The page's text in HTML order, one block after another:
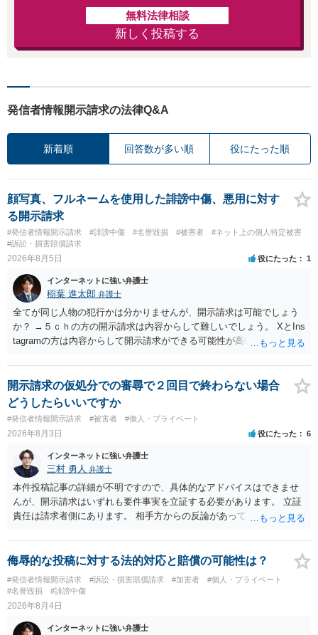
無料法律相談
新しく投稿する
発信者情報開示請求の法律Q&A
新着順 回答数が多い順 役にたった順
顔写真、フルネームを使用した誹謗中傷、悪用に対す
る開示請求
#発信者情報開示請求 #誹謗中傷 #名誉毀損 #被害者
#ネット上の個人特定被害
#訴訟・損害賠償請求
2026年8月5日 役にたった 1
インターネットに強い弁護士
稲葉 進太郎 弁護士
全てが同じ人物の犯行かは分かりませんが、開示請求は可能でしょう
か？ →５ｃｈの方の開示請求は内容からして難しいでしょう。 XとIns
tagramの方は内容からして開示請求ができる可能性が高いでしょう。
いでしょう。７月中にアカウントが削除されている場合、今から進め
ても失敗する可能性が高いように思われます。 相手を特定できた場
合、相手に全ての弁護士費用を負担させることは可能でしょうか？ →
訴訟外の交渉で相手方が認めれば負担させることができるでしょう。
訴訟で判決となった場合は、実際の弁護士費用が認められる場合と認
められない場合があり何ともいえないところでしょう。
開示請求の仮処分での審尋で２回目で終わらない場合
どうしたらいいですか
#発信者情報開示請求 #被害者 #個人・プライベート
2026年8月3日 役にたった 6
インターネットに強い弁護士
三村 勇人 弁護士
本件投稿記事の詳細が不明ですので、具体的なアドバイスはできませ
んが、開示請求はいずれも要件事実を立証する必要があります。 立証
責任は請求者側にあります。 相手方からの反論があっても、裁判官が
方が口頭で反論したのは、仮処分は迅速性が要求されるためです。 書
面での反論となれば、より遅延する可能性がございます。 また、本件
はXのため、APのIPアドレスの保存期間の問題もございます。 開示請
求は法律知識が不可欠ですが、それだけでは足りず、実務を踏まえた
方法を選択することが重要です。
侮辱的な投稿に対する法的対応と賠償の可能性は？
#発信者情報開示請求 #訴訟・損害賠償請求 #加害者
#個人・プライベート
#名誉毀損
#誹謗中傷
2026年8月4日
インターネットに強い弁護士